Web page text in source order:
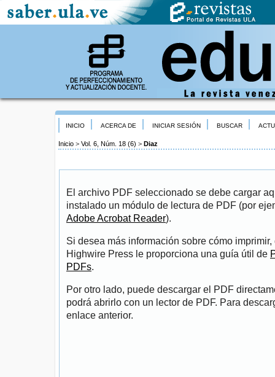
INICIO ACERCA DE INICIAR SESIÓN BUSCAR
Inicio > Vol. 6, Núm. 18 (6) > Diaz
El archivo PDF seleccionado se debe cargar
instalado un módulo de lectura de PDF (por
Adobe Acrobat Reader).
Si desea más información sobre cómo
Highwire Press le proporciona una guía útil de
PDFs.
Por otro lado, puede descargar el PDF
podrá abrirlo con un lector de PDF. Para
enlace anterior.